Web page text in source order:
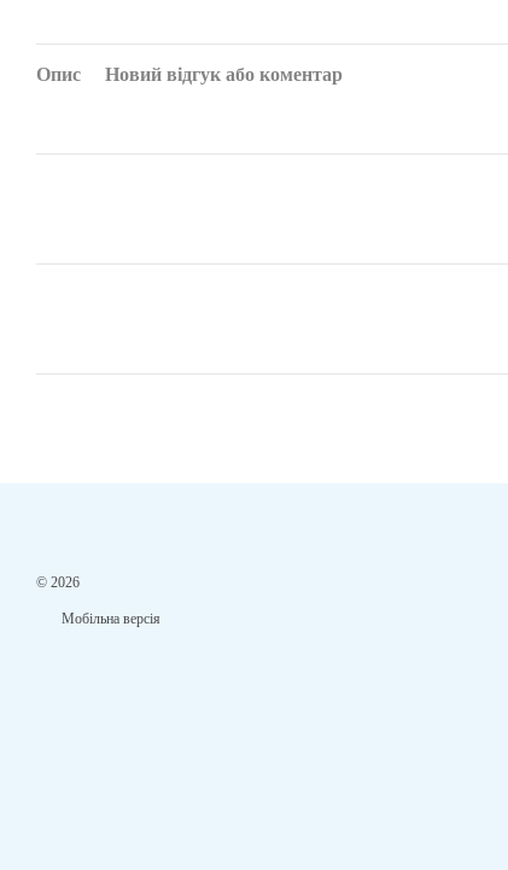
Опис Новий відгук або коментар
© 2026
Мобільна версія